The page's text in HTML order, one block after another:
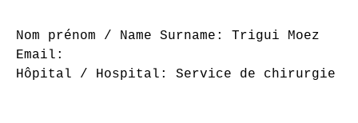
Nom prénom / Name Surname: Trigui Moez
Email:
Hôpital / Hospital: Service de chirurgie